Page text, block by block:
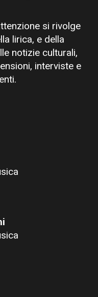
si rivolge
lirica, e della
notizie culturali,
interviste e